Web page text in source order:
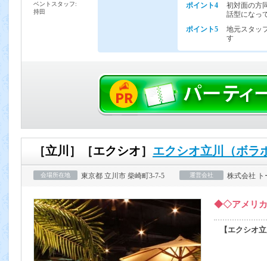
ベントスタッフ:
持田
ポイント4
初対面の方
話型になっ
ポイント5
地元スタッ
す
［立川］［エクシオ］ エクシオ立川（ボラ
会場所在地 東京都 立川市 柴崎町3-7-5 運営会社 株式会社 ト
◆◇アメリカ
【エクシオ